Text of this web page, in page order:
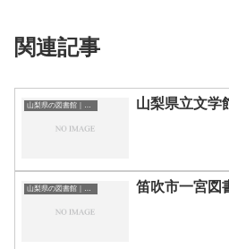
関連記事
山梨県の図書館｜勉強できる場所 山梨県立文学
山梨県の図書館｜勉強できる場所 笛吹市一宮図